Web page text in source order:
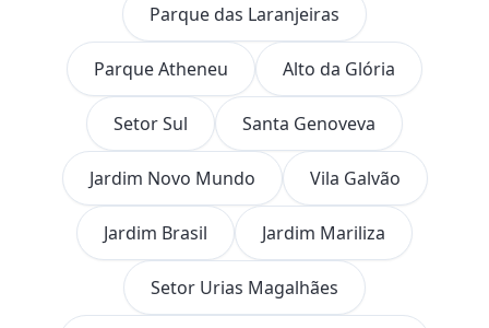
Parque das Laranjeiras
Parque Atheneu Alto da Glória
Setor Sul Santa Genoveva
Jardim Novo Mundo Vila Galvão
Jardim Brasil Jardim Mariliza
Setor Urias Magalhães